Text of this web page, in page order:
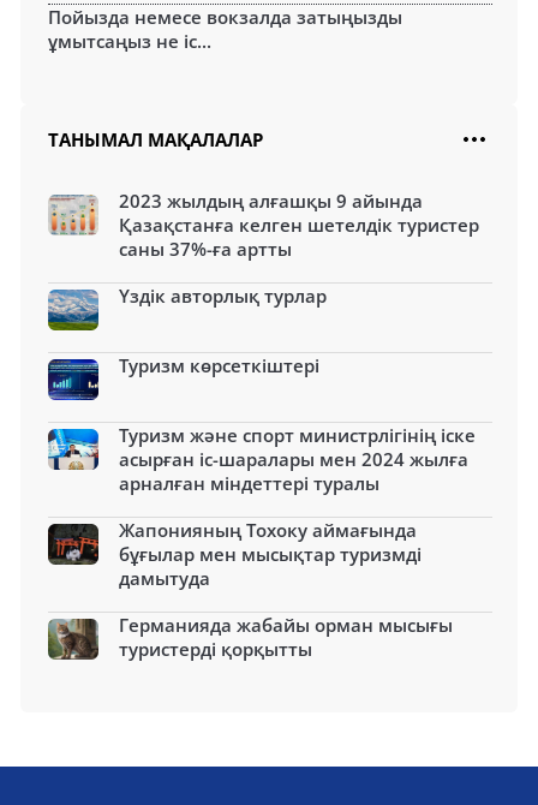
Пойызда немесе вокзалда затыңызды
ұмытсаңыз не іс...
ТАНЫМАЛ МАҚАЛАЛАР
2023 жылдың алғашқы 9 айында
Қазақстанға келген шетелдік туристер
саны 37%-ға артты
Үздік авторлық турлар
Туризм көрсеткіштері
Туризм және спорт министрлігінің іске
асырған іс-шаралары мен 2024 жылға
арналған міндеттері туралы
Жапонияның Тохоку аймағында
бұғылар мен мысықтар туризмді
дамытуда
Германияда жабайы орман мысығы
туристерді қорқытты